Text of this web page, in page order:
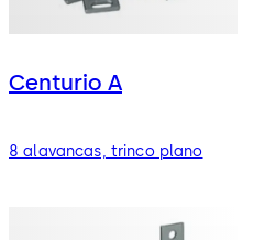
Centurio A
8 alavancas, trinco plano